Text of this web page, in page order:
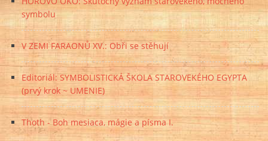
symbolu
V ZEMI FARAONŮ XV.: Obři se stěhují
Editoriál: SYMBOLISTICKÁ ŠKOLA STAROVEKÉHO EGYPTA
(prvý krok ~ UMENIE)
Thoth - Boh mesiaca, mágie a písma I.